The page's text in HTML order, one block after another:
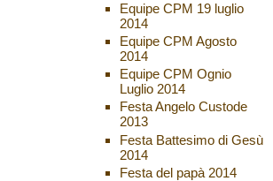
Equipe CPM 19 luglio
2014
Equipe CPM Agosto
2014
Equipe CPM Ognio
Luglio 2014
Festa Angelo Custode
2013
Festa Battesimo di Gesù
2014
Festa del papà 2014